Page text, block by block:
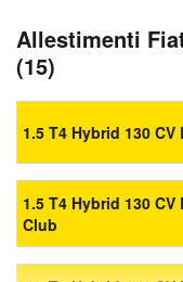
Allestimenti
(15)
1.5 T4 Hybrid 130 CV
1.5 T4 Hybrid 130 CV
Club